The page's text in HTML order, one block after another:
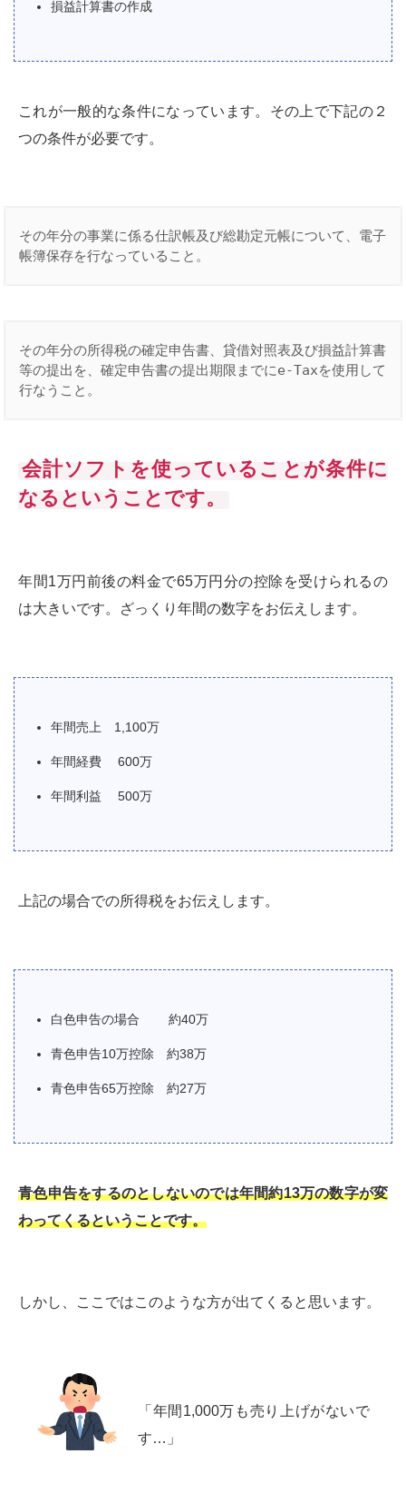
損益計算書の作成
これが一般的な条件になっています。その上で下記の２
つの条件が必要です。
その年分の事業に係る仕訳帳及び総勘定元帳について、電子
帳簿保存を行なっていること。
その年分の所得税の確定申告書、貸借対照表及び損益計算書
等の提出を、確定申告書の提出期限までにe-Taxを使用して
行なうこと。
会計ソフトを使っていることが条件に
なるということです。
年間1万円前後の料金で65万円分の控除を受けられるの
は大きいです。ざっくり年間の数字をお伝えします。
年間売上 1,100万
年間経費 600万
年間利益 500万
上記の場合での所得税をお伝えします。
白色申告の場合 約40万
青色申告10万控除 約38万
青色申告65万控除 約27万
青色申告をするのとしないのでは年間約13万の数字が変
わってくるということです。
しかし、ここではこのような方が出てくると思います。
「年間1,000万も売り上げがないで
す…」